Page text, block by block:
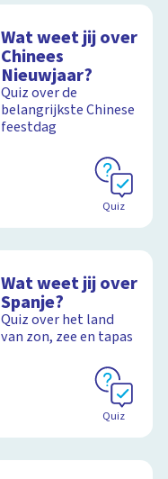
Wat weet jij over
Chinees
Nieuwjaar?
Quiz over de
belangrijkste Chinese
feestdag
Quiz
Wat weet jij over
Spanje?
Quiz over het land
van zon, zee en tapas
Quiz